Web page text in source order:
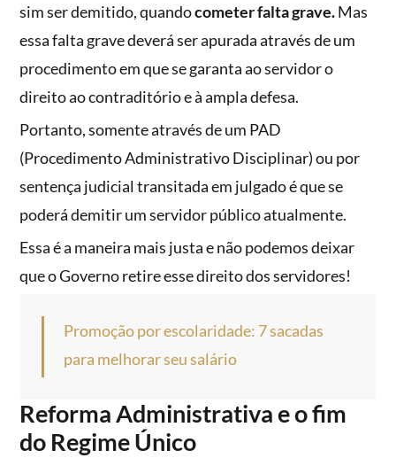
sim ser demitido, quandocometer falta grave.Mas
essa falta grave deverá ser apurada através de um
procedimento em que se garanta ao servidor o
direito ao contraditório e à ampla defesa.
Portanto, somente através de um PAD
(Procedimento Administrativo Disciplinar) ou por
sentença judicial transitada em julgado é que se
poderá demitir um servidor público atualmente.
Essa é a maneira mais justa e não podemos deixar
que o Governo retire esse direito dos servidores!
Promoção por escolaridade: 7 sacadas
para melhorar seu salário
Reforma Administrativa e o fim
do Regime Único